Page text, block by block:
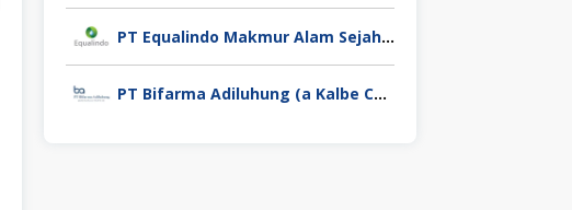
PT Equalindo Makmur Alam Sejahtera (Equalindo Group)
PT Bifarma Adiluhung (a Kalbe Company)